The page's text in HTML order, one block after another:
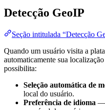
Detecção GeoIP
Seção intitulada “Detecção
Quando um usuário visita a
automaticamente sua
possibilita:
Seleção automática de
local do usuário.
Preferência de idioma —